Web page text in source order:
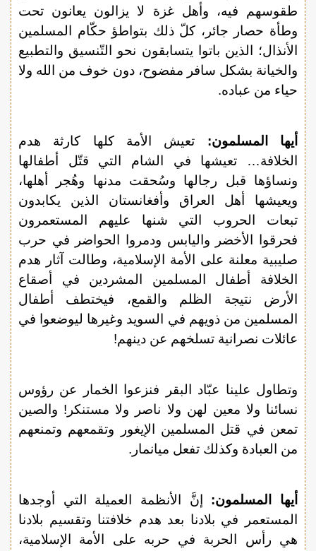
طقوسهم فيه، وأهل غزة لا يزالون يعانون تحت
وطأة حصار جائر، كلّ ذلك بتواطؤ حكّام المسلمين
الأنذال؛ الذين باتوا يتسابقون نحو التّنسيق والتطبيع
والخيانة بشكل سافر مفضوح، دون خوف من الله ولا
حياء من عباده.
أيها المسلمون: تعيش الأمة كلها كارثة هدم
الخلافة… تعيشها في الشام التي قتّل أطفالها
ونساؤها قبل رجالها وسُحقت مدنها وهُجر أهلها،
ويعيشها أهل العراق وأفغانستان الذين يكابدون
تبعات الحروب التي شنها عليهم المستعمرون
فحرقوا الأخضر واليابس ودمروا الحواضر في حرب
صليبية معلنة على الأمة الإسلامية، وطالت آثار هدم
الخلافة أطفال المسلمين المشردين في أصقاع
الأرض نتيجة الظلم والقمع، فيختطف أطفال
المسلمين من ذويهم في السويد وغيرها ليوضعوا في
عائلات نصرانية تسلخهم عن دينهم!
وتطاول علينا عبّاد البقر فنزعوا الخمار عن رؤوس
نسائنا ولا معين لهن ولا ناصر ولا مستنكر! والصين
تمعن في قتل المسلمين الإيغور وتقمعهم وتمنعهم
من العبادة وكذلك تفعل ميانمار.
أيها المسلمون: إنَّ الأنظمة العميلة التي أوجدها
المستعمر في بلادنا بعد هدم خلافتنا وتقسيم بلادنا
هي رأس الحربة في حربه على الأمة الإسلامية،